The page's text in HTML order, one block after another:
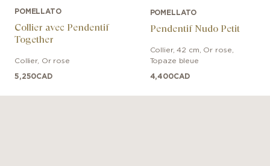
POMELLATO
Collier avec Pendentif
Together
Collier, Or rose
5,250CAD
POMELLATO
Pendentif Nudo Petit
Collier,42 cm Or rose
Topaze bleue
4,400CAD